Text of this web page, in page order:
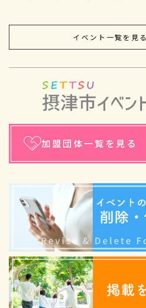
イベント一覧を見る
加盟団体一覧を見る